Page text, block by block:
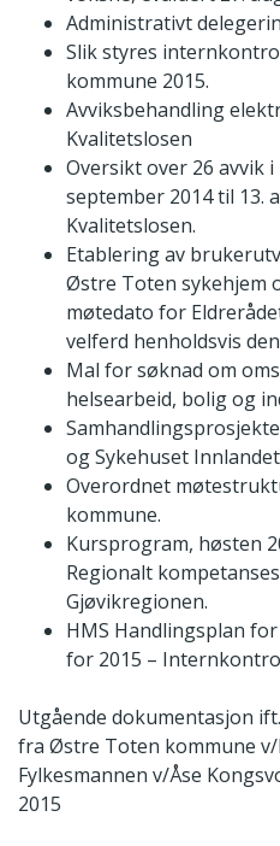
Administrativt
Slik styres
kommune 2015.
Avviksbehandling
Kvalitetslosen
Oversikt over 26 avvik
september 2014 til 13.
Kvalitetslosen.
Etablering av
Østre Toten sykehjem
møtedato for
velferd henholdsvis
Mal for søknad om
helsearbeid, bolig og
og Sykehuset
Overordnet
kommune.
Kursprogram, høsten
Regionalt
Gjøvikregionen.
HMS Handlingsplan
for 2015 –
Utgående dokumentasjon
fra Østre Toten kommune
Fylkesmannen v/Åse
2015